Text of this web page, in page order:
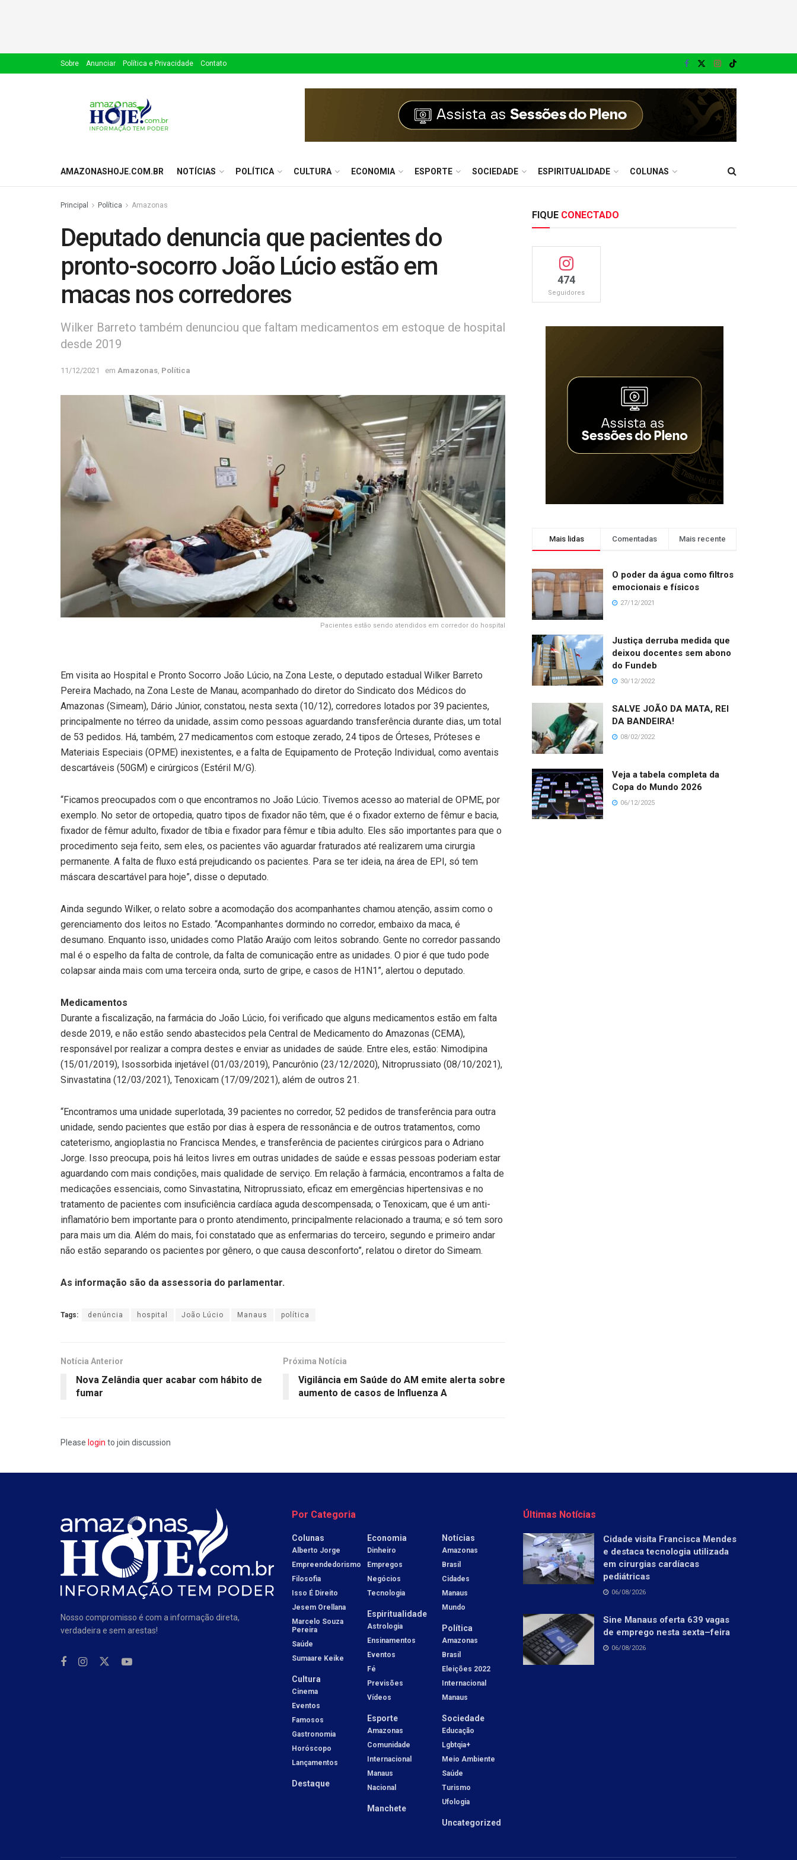
Sobre Anunciar Política e Privacidade Contato
AMAZONASHOJE.COM.BR NOTÍCIAS POLÍTICA CULTURA ECONOMIA ESPORTE SOCIEDADE ESPIRITUALIDADE COLUNAS
Principal Política Amazonas
Deputado denuncia que pacientes do
pronto-socorro João Lúcio estão em
macas nos corredores
Wilker Barreto também denunciou que faltam medicamentos em estoque de hospital
desde 2019
11/12/2021 em Amazonas Política
Pacientes estão sendo atendidos em corredor do hospital
Em visita ao Hospital e Pronto Socorro João Lúcio, na Zona Leste, o deputado estadual Wilker Barreto
Pereira Machado, na Zona Leste de Manau, acompanhado do diretor do Sindicato dos Médicos do
Amazonas (Simeam), Dário Júnior, constatou, nesta sexta (10/12), corredores lotados por 39 pacientes,
principalmente no térreo da unidade, assim como pessoas aguardando transferência durante dias, um total
de 53 pedidos. Há, também, 27 medicamentos com estoque zerado, 24 tipos de Órteses, Próteses e
Materiais Especiais (OPME) inexistentes, e a falta de Equipamento de Proteção Individual, como aventais
descartáveis (50GM) e cirúrgicos (Estéril M/G).
“Ficamos preocupados com o que encontramos no João Lúcio. Tivemos acesso ao material de OPME, por
exemplo. No setor de ortopedia, quatro tipos de fixador não têm, que é o fixador externo de fêmur e bacia,
fixador de fêmur adulto, fixador de tíbia e fixador para fêmur e tíbia adulto. Eles são importantes para que o
procedimento seja feito, sem eles, os pacientes vão aguardar fraturados até realizarem uma cirurgia
permanente. A falta de fluxo está prejudicando os pacientes. Para se ter ideia, na área de EPI, só tem
máscara descartável para hoje”, disse o deputado.
Ainda segundo Wilker, o relato sobre a acomodação dos acompanhantes chamou atenção, assim como o
gerenciamento dos leitos no Estado. “Acompanhantes dormindo no corredor, embaixo da maca, é
desumano. Enquanto isso, unidades como Platão Araújo com leitos sobrando. Gente no corredor passando
mal é o espelho da falta de controle, da falta de comunicação entre as unidades. O pior é que tudo pode
colapsar ainda mais com uma terceira onda, surto de gripe, e casos de H1N1”, alertou o deputado.
Medicamentos
Durante a fiscalização, na farmácia do João Lúcio, foi verificado que alguns medicamentos estão em falta
desde 2019, e não estão sendo abastecidos pela Central de Medicamento do Amazonas (CEMA),
responsável por realizar a compra destes e enviar as unidades de saúde. Entre eles, estão: Nimodipina
(15/01/2019), Isossorbida injetável (01/03/2019), Pancurônio (23/12/2020), Nitroprussiato (08/10/2021),
Sinvastatina (12/03/2021), Tenoxicam (17/09/2021), além de outros 21.
“Encontramos uma unidade superlotada, 39 pacientes no corredor, 52 pedidos de transferência para outra
unidade, sendo pacientes que estão por dias à espera de ressonância e de outros tratamentos, como
cateterismo, angioplastia no Francisca Mendes, e transferência de pacientes cirúrgicos para o Adriano
Jorge. Isso preocupa, pois há leitos livres em outras unidades de saúde e essas pessoas poderiam estar
aguardando com mais condições, mais qualidade de serviço. Em relação à farmácia, encontramos a falta de
medicações essenciais, como Sinvastatina, Nitroprussiato, eficaz em emergências hipertensivas e no
tratamento de pacientes com insuficiência cardíaca aguda descompensada; o Tenoxicam, que é um anti-
inflamatório bem importante para o pronto atendimento, principalmente relacionado a trauma; e só tem soro
para mais um dia. Além do mais, foi constatado que as enfermarias do terceiro, segundo e primeiro andar
não estão separando os pacientes por gênero, o que causa desconforto”, relatou o diretor do Simeam.
As informação são da assessoria do parlamentar.
Tags: denúncia hospital João Lúcio Manaus política
Notícia Anterior
Nova Zelândia quer acabar com hábito de
fumar
Próxima Notícia
Vigilância em Saúde do AM emite alerta sobre
aumento de casos de Influenza A
Please login to join discussion
FIQUE CONECTADO
474
Seguidores
Mais lidas Comentadas Mais recente
O poder da água como filtros
emocionais e físicos
27/12/2021
Justiça derruba medida que
deixou docentes sem abono
do Fundeb
30/12/2022
SALVE JOÃO DA MATA, REI
DA BANDEIRA!
08/02/2022
Veja a tabela completa da
Copa do Mundo 2026
06/12/2025
Nosso compromisso é com a informação direta,
verdadeira e sem arestas!
Por Categoria
Colunas
Alberto Jorge
Empreendedorismo
Filosofia
Isso É Direito
Jesem Orellana
Marcelo Souza
Pereira
Saúde
Sumaare Keike
Cultura
Cinema
Eventos
Famosos
Gastronomia
Horóscopo
Lançamentos
Destaque
Economia
Dinheiro
Empregos
Negócios
Tecnologia
Espiritualidade
Astrologia
Ensinamentos
Eventos
Fé
Previsões
Vídeos
Esporte
Amazonas
Comunidade
Internacional
Manaus
Nacional
Manchete
Notícias
Amazonas
Brasil
Cidades
Manaus
Mundo
Política
Amazonas
Brasil
Eleições 2022
Internacional
Manaus
Sociedade
Educação
Lgbtqia+
Meio Ambiente
Saúde
Turismo
Ufologia
Uncategorized
Últimas Notícias
Cidade visita Francisca Mendes
e destaca tecnologia utilizada
em cirurgias cardíacas
pediátricas
06/08/2026
Sine Manaus oferta 639 vagas
de emprego nesta sexta–feira
06/08/2026